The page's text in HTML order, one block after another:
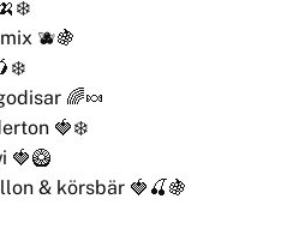
🫐🍇
🌈🍬
🍓❄️
🍓🥝
& körsbär 🍓🍒🍇